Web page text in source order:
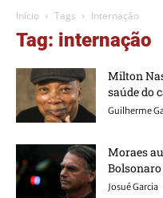
Início Tags Internação
Tag: internação
Milton
saúde do
Guilherme
Moraes
Josué Garcia